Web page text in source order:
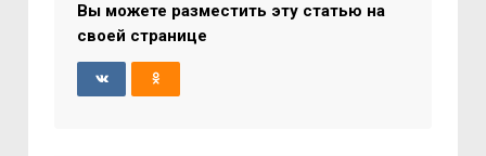
Вы можете разместить эту статью на
своей странице